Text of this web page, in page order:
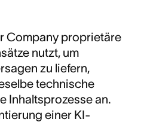
Company proprietäre
nutzt, um
zu liefern,
technische
Inhaltsprozesse an.
einer KI-